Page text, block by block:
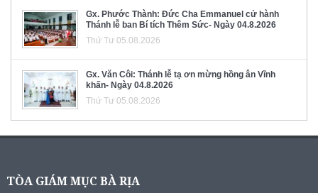
Gx. Phước Thành: Đức Cha Emmanuel cử hành
Thánh lễ ban Bí tích Thêm Sức- Ngày 04.8.2026
Thứ Tư 05.08.2026
Gx. Văn Côi: Thánh lễ tạ ơn mừng hồng ân Vĩnh
khấn- Ngày 04.8.2026
Thứ Tư 05.08.2026
TÒA GIÁM MỤC BÀ RỊA